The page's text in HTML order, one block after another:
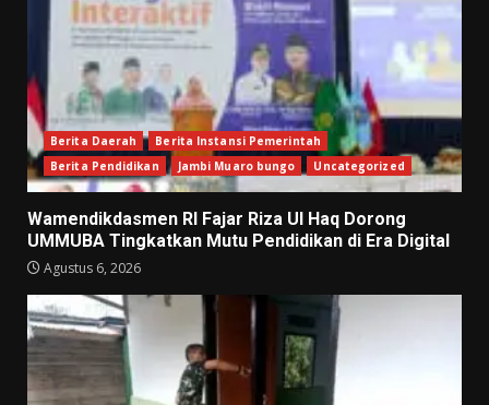
Berita Daerah
Berita Instansi Pemerintah
Berita Pendidikan
Jambi Muaro bungo Uncategorized
Wamendikdasmen RI Fajar Riza Ul Haq Dorong
UMMUBA Tingkatkan Mutu Pendidikan di Era Digital
Agustus 6, 2026